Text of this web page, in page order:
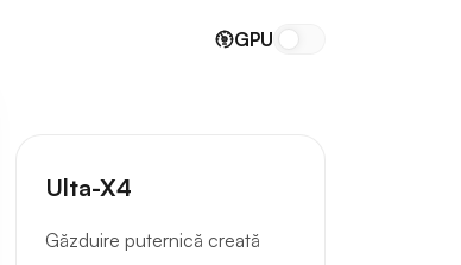
GPU
Ulta-X4
Găzduire puternică creată